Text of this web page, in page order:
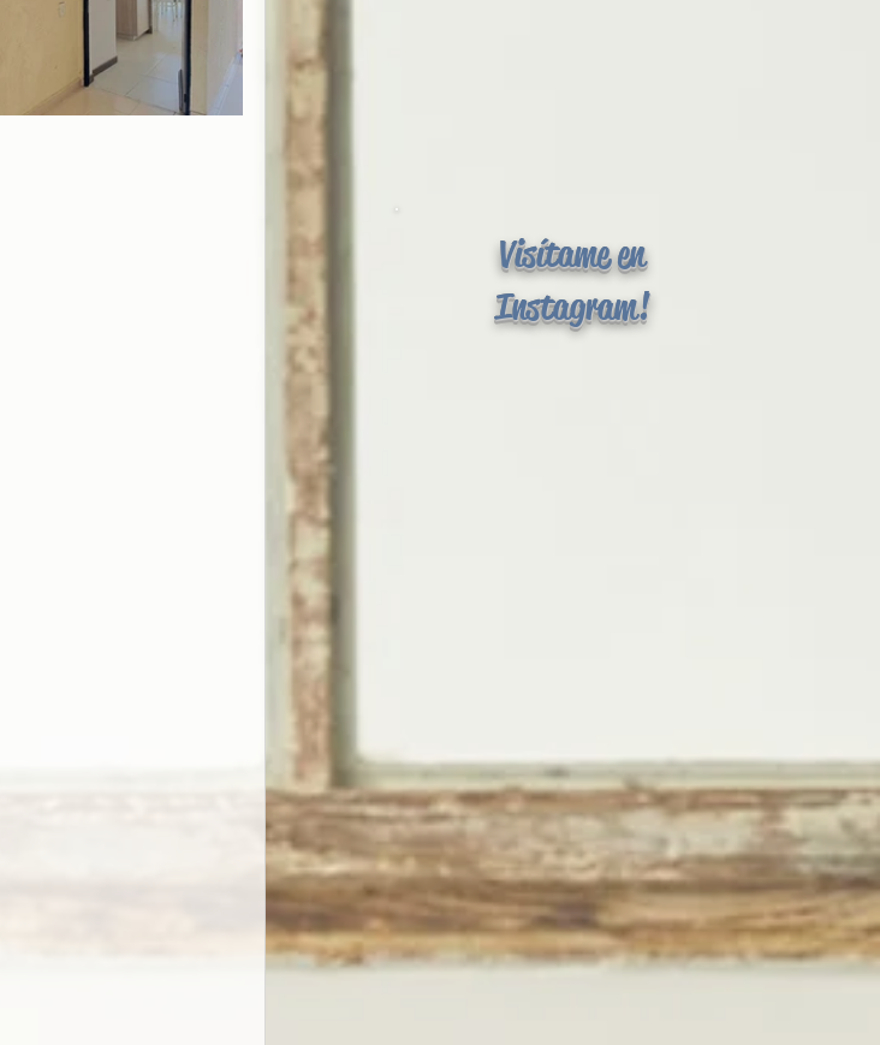
Visítame en
Instagram!